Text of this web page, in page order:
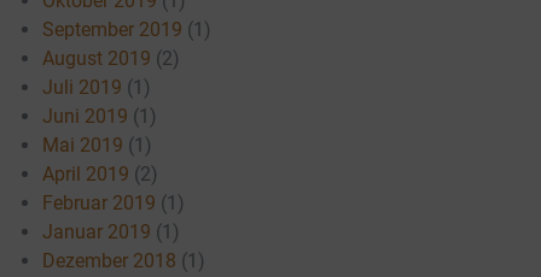
September 2019 (1)
August 2019 (2)
Juli 2019 (1)
Juni 2019 (1)
Mai 2019 (1)
April 2019 (2)
Februar 2019 (1)
Januar 2019 (1)
Dezember 2018 (1)